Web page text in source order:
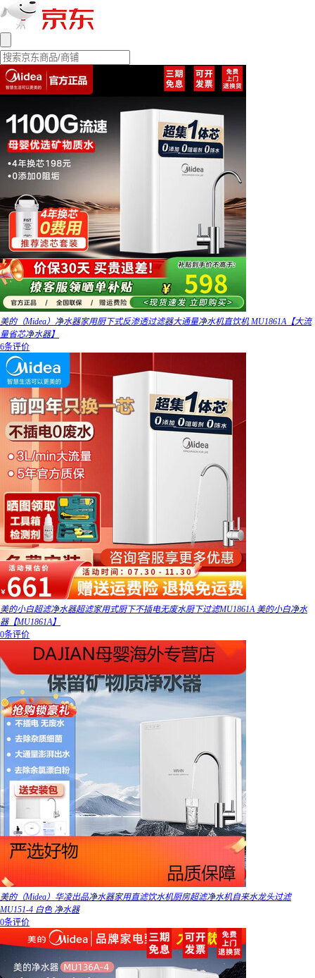
美的（Midea）净水器家用厨下式反渗透过滤器大通量净水机直饮机 MU1861A【大流
量省芯净水器】
6条评价
美的小白超滤净水器超滤家用式厨下不插电无废水厨下过滤MU1861A 美的小白净水
器【MU1861A】
0条评价
美的（Midea）华凌出品净水器家用直滤饮水机厨房超滤净水机自来水龙头过滤
MU151-4 白色 净水器
0条评价